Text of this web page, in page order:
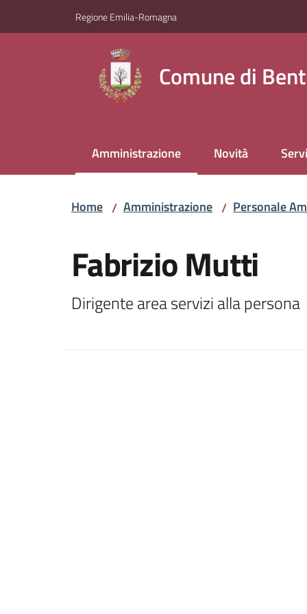
Regione Emilia-Romagna
Comune di
Amministrazione
Menu selezionato Novità
Home / Amministrazione / Personale
Fabrizio Mutti
Dirigente area servizi alla persona